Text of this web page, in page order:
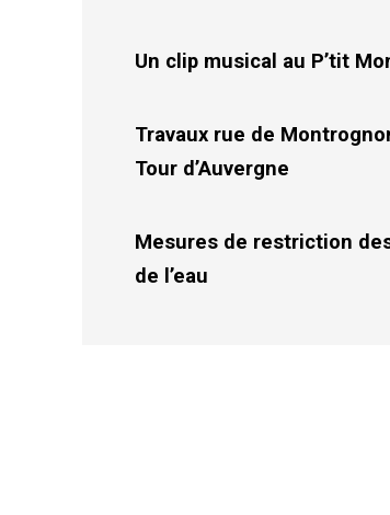
Un clip musical au P’tit
Travaux rue de
Tour d’Auvergne
Mesures de restriction
de l’eau